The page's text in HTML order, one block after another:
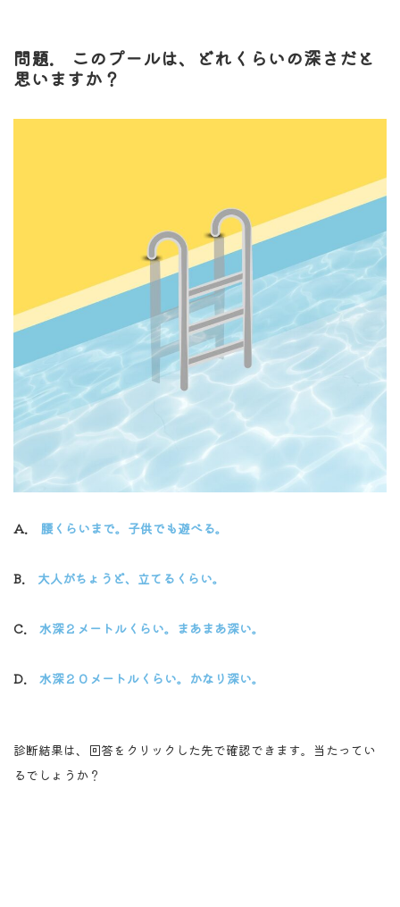
問題. このプールは、どれくらいの深さだと
思いますか？
A. 腰くらいまで。子供でも遊べる。
B. 大人がちょうど、立てるくらい。
C. 水深２メートルくらい。まあまあ深い。
D. 水深２０メートルくらい。かなり深い。
診断結果は、回答をクリックした先で確認できます。当たってい
るでしょうか？